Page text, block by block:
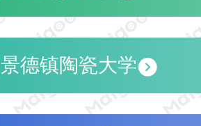
景德镇陶瓷大学